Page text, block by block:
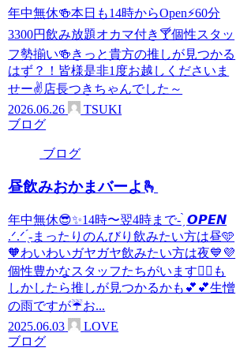
年中無休🍻本日も14時からOpen⚡60分
3300円飲み放題オカマ付き🍸個性スタッ
フ勢揃い🍻きっと貴方の推しが見つかる
はず？！皆様是非1度お越しくださいま
せー✌店長つきちゃんでした～
2026.06.26
TSUKI
ブログ
ブログ
昼飲みおかまバーよ🫰
年中無休😎✨14時〜翌4時まで- ̗̀ 𝙊𝙋𝙀𝙉
.ᐟ‪.ᐟ‪ ̖́-‬まったりのんびり飲みたい方は昼🩵
🧡わいわいガヤガヤ飲みたい方は夜💙💜
個性豊かなスタッフたちがいます🙋‍♀️も
しかしたら推しが見つかるかも︎💕︎︎💕︎生憎
の雨ですが☔️お...
2025.06.03
LOVE
ブログ